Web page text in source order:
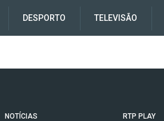
DESPORTO TELEVISÃO
NOTÍCIAS
RTP PLAY